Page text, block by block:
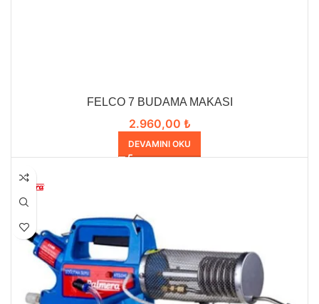
FELCO 7 BUDAMA MAKASI
2.960,00 ₺
DEVAMINI OKU